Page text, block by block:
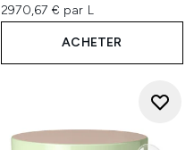
2970,67 € par L
ACHETER